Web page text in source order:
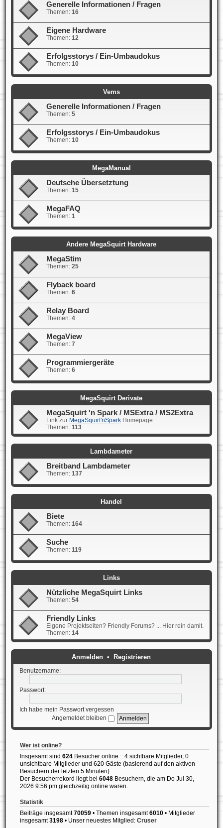
Generelle Informationen / Fragen
Themen: 16
Eigene Hardware
Themen: 12
Erfolgsstorys / Ein-Umbaudokus
Themen: 10
Vems
Generelle Informationen / Fragen
Themen: 5
Erfolgsstorys / Ein-Umbaudokus
Themen: 10
MegaManual
Deutsche Übersetztung
Themen: 15
MegaFAQ
Themen: 1
Andere MegaSquirt Hardware
MegaStim
Themen: 25
Flyback board
Themen: 6
Relay Board
Themen: 4
MegaView
Themen: 7
Programmiergeräte
Themen: 6
MegaSquirt Derivate
MegaSquirt 'n Spark / MSExtra / MS2Extra
Link zur MegaSquirt'nSparkHomepage
Themen: 113
Lambdameter
Breitband Lambdameter
Themen: 137
Handel
Biete
Themen: 164
Suche
Themen: 119
Links
Nützliche MegaSquirt Links
Themen: 54
Friendly Links
Eigene Projektseiten? Friendly Forums? ... Hier rein damit.
Themen: 14
Anmelden • Registrieren
Benutzername:
Passwort:
Ich habe mein Passwort vergessen
Angemeldet bleiben
Wer ist online?
Insgesamt sind 624Besucher online :: 4 sichtbare Mitglieder, 0
unsichtbare Mitglieder und 620 Gäste (basierend auf den aktiven
Besuchern der letzten 5 Minuten)
Der Besucherrekord liegt bei 6048Besuchern, die am Do Jul 30,
2026 9:56 pm gleichzeitig online waren.
Statistik
Beiträge insgesamt70059• Themen insgesamt6010• Mitglieder
insgesamt3198• Unser neuestes Mitglied: Cruser